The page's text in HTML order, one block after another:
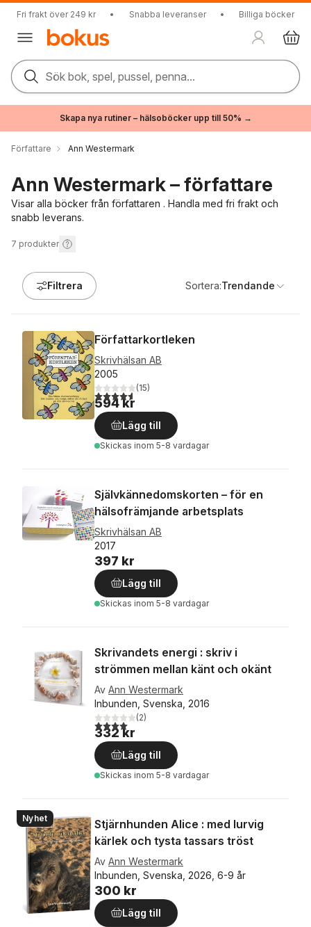
Fri frakt över 249 kr • Snabba leveranser • Billiga böcker
Sök bok, spel, pussel, penna...
Skapa nya rutiner – hälsoböcker upp till 50% →
Författare Ann Westermark
Ann Westermark – författare
Visar alla böcker från författaren . Handla med fri frakt och
snabb leverans.
7 produkter
Filtrera Sortera:Trendande
Författarkortleken
Skrivhälsan AB
2005
4,6utav 5 stjärnor. Totalt antal röster:
(15)
594 kr
Lägg till
Skickas inom 5-8 vardagar
Självkännedomskorten – för en
hälsofrämjande arbetsplats
Skrivhälsan AB
2017
397 kr
Lägg till
Skickas inom 5-8 vardagar
Skrivandets energi : skriv i
strömmen mellan känt och okänt
Av Ann Westermark
Inbunden, Svenska, 2016
4,0utav 5 stjärnor. Totalt antal röster:
(2)
332 kr
Lägg till
Skickas inom 5-8 vardagar
Nyhet
Stjärnhunden Alice : med lurvig
kärlek och tysta tassars tröst
Av Ann Westermark
Inbunden, Svenska, 2026, 6-9 år
300 kr
Lägg till